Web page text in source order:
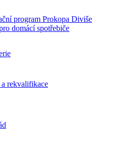
program Prokopa Diviše
domácí spotřebiče
rekvalifikace